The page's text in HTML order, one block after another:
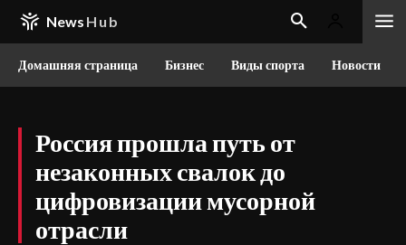
News Hub
Домашняя страница Бизнес Виды спорта Новости
Россия прошла путь от
незаконных свалок до
цифровизации мусорной
отрасли